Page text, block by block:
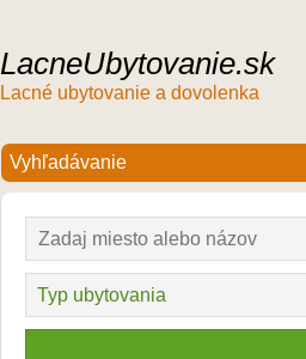
LacneUbytovanie.sk
Lacné ubytovanie a dovolenka